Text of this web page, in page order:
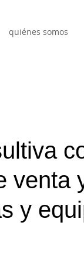
quiénes somos
venta
y